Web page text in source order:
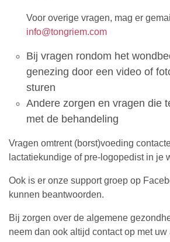
Voor overige vragen, mag er
info@tongriem.com
Bij vragen rondom het
genezing door een video of
sturen
Andere zorgen en vragen die
met de behandeling
Vragen omtrent (borst)voeding
lactatiekundige of pre-logopedist in je
Ook is er onze support groep op
kunnen beantwoorden.
Bij zorgen over de algemene
neem dan ook altijd contact op met uw